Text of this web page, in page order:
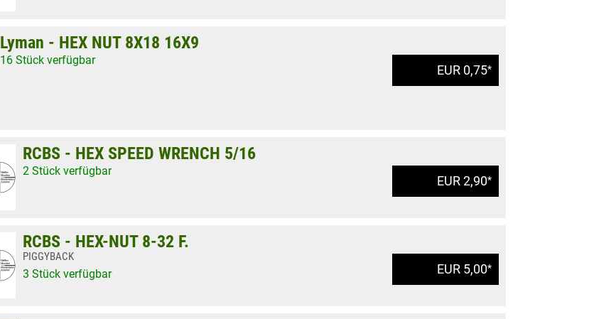
EUR 0,75*
Lyman - HEX NUT 8X18 16X9
16 Stück verfügbar
EUR 2,90*
RCBS - HEX SPEED WRENCH 5/16
2 Stück verfügbar
EUR 5,00*
RCBS - HEX-NUT 8-32 F.
PIGGYBACK
3 Stück verfügbar